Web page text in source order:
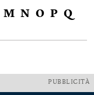
M N O P Q
PUBBLICITÀ